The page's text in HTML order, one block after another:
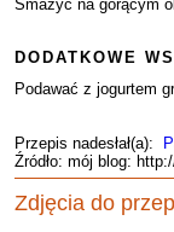
Smażyć na gorącym
DODATKOWE
Podawać z jogurtem
Przepis nadesłał(a):
Źródło: mój blog:
Zdjęcia do